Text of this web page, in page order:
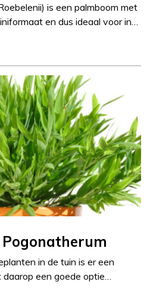
is een palmboom met
en dus ideaal voor in…
in de tuin is er een
een goede optie…